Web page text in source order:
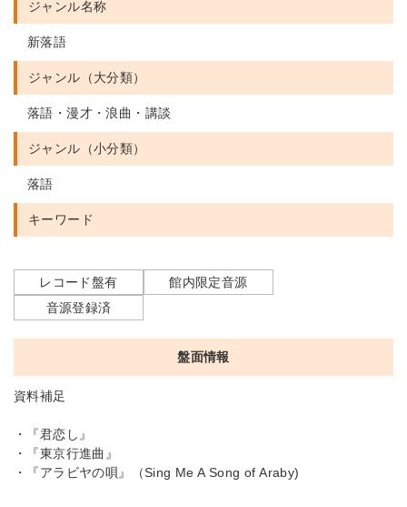
盤面情報
資料補足
・『君恋し』
・『東京行進曲』
・『アラビヤの唄』（Sing Me A Song of Araby)
ジャンル名称
新落語
ジャンル（大分類）
落語・漫才・浪曲・講談
ジャンル（小分類）
落語
キーワード
レコード盤有
館内限定音源
音源登録済